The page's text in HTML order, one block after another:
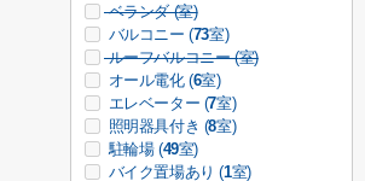
ベランダ (室)
バルコニー (73室)
ルーフバルコニー (室)
オール電化 (6室)
エレベーター (7室)
照明器具付き (8室)
駐輪場 (49室)
バイク置場あり (1室)